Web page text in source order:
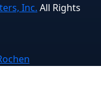
Inc. All Rights